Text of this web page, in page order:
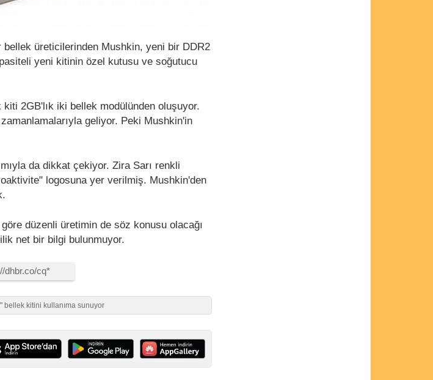
bellek üreticilerinden Mushkin, yeni bir DDR2
yeni kitinin özel kutusu ve soğutucu
2GB'lık iki bellek modülünden oluşuyor.
geliyor. Peki Mushkin'in
da dikkat çekiyor. Zira Sarı renkli
logosuna yer verilmiş. Mushkin'den
düzenli üretimin de söz konusu olacağı
net bir bilgi bulunmuyor.
bellek kitini kullanıma sunuyor